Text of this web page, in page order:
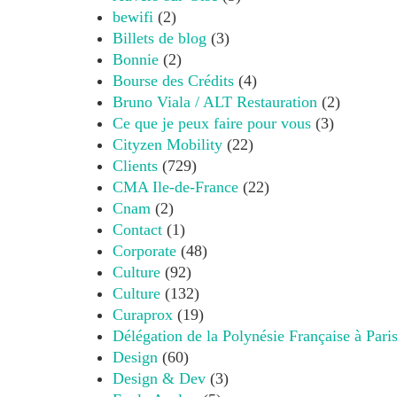
bewifi (2)
Billets de blog (3)
Bonnie (2)
Bourse des Crédits (4)
Bruno Viala / ALT Restauration (2)
Ce que je peux faire pour vous (3)
Cityzen Mobility (22)
Clients (729)
CMA Ile-de-France (22)
Cnam (2)
Contact (1)
Corporate (48)
Culture (92)
Culture (132)
Curaprox (19)
Délégation de la Polynésie Française à Paris
Design (60)
Design & Dev (3)